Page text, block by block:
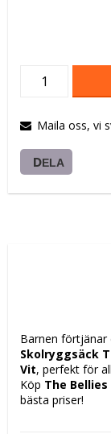
Maila oss, vi
DELA
Skolryggsäck
Vit, perfekt för
Köp The Bellies
bästa priser!